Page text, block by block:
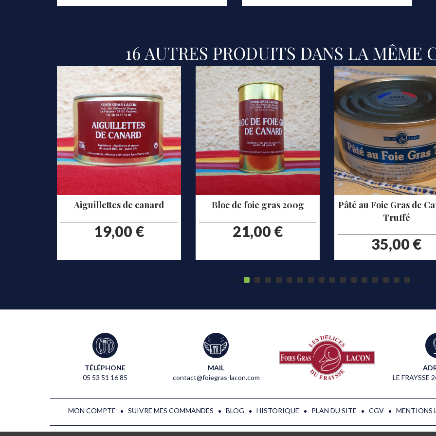
16 AUTRES PRODUITS DANS LA MÊME
Aiguillettes de canard
prix
19,00 €
Bloc de foie gras 200g
prix
21,00 €
Pâté au Foie Gras de
Truffé
prix
35,00 €
 
TÉLÉPHONE
05 53 51 16 85
MAIL
contact@foiegras-lacon.com
LE FRAYSSE
MON COMPTE SUIVRE MES COMMANDES BLOG HISTORIQUE PLAN DU SITE CGV MENTIONS